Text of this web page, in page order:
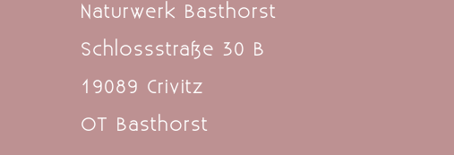
Naturwerk Basthorst
Schlossstraße 30 B
19089 Crivitz
OT Basthorst